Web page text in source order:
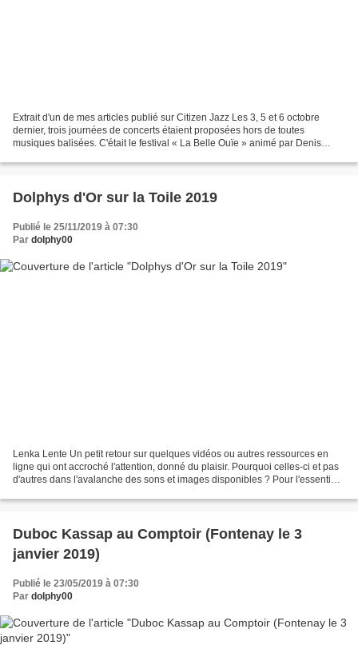
Extrait d'un de mes articles publié sur Citizen Jazz Les 3, 5 et 6 octobre
dernier, trois journées de concerts étaient proposées hors de toutes
musiques balisées. C'était le festival « La Belle Ouïe » animé par Denis
Dolphys d'Or sur la Toile 2019
Publié le 25/11/2019 à 07:30
Par dolphy00
Lenka Lente Un petit retour sur quelques vidéos ou autres ressources en
ligne qui ont accroché l'attention, donné du plaisir. Pourquoi celles-ci et pas
d'autres dans l'avalanche des sons et images disponibles ? Pour l'essentiel,
Duboc Kassap au Comptoir (Fontenay le 3
janvier 2019)
Publié le 23/05/2019 à 07:30
Par dolphy00